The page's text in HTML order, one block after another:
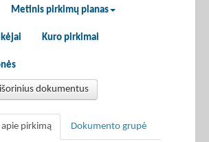
Metinis pirkimų planas
Kuro pirkimai
dokumentus
apie pirkimą Dokumento grupė